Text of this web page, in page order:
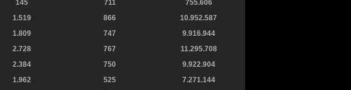
145 711
755.606
1.519 866
10.952.587
1.809 747
9.916.944
2.728 767
11.295.708
2.384 750
9.922.904
1.962 525
7.271.144